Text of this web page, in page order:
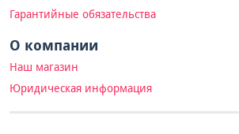
Гарантийные обязательства
О компании
Наш магазин
Юридическая информация